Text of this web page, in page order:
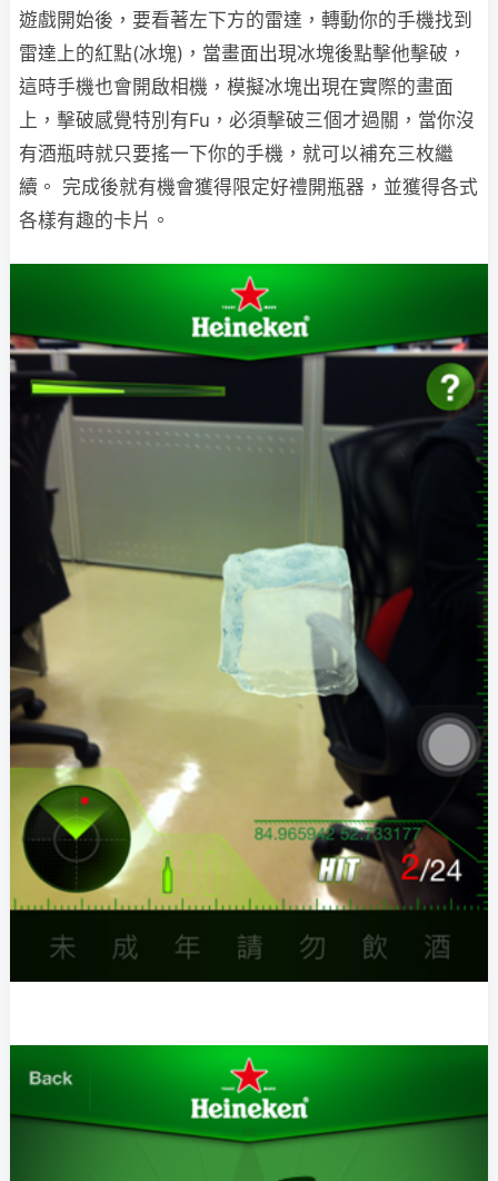
遊戲開始後，要看著左下方的雷達，轉動你的手機找到
雷達上的紅點(冰塊)，當畫面出現冰塊後點擊他擊破，
這時手機也會開啟相機，模擬冰塊出現在實際的畫面
上，擊破感覺特別有Fu，必須擊破三個才過關，當你沒
有酒瓶時就只要搖一下你的手機，就可以補充三枚繼
續。 完成後就有機會獲得限定好禮開瓶器，並獲得各式
各樣有趣的卡片。